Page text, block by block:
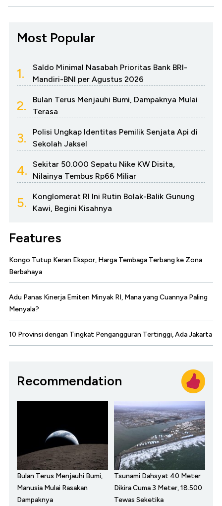
Most Popular
1.
Saldo Minimal Nasabah Prioritas Bank BRI-
Mandiri-BNI per Agustus 2026
2.
Bulan Terus Menjauhi Bumi, Dampaknya Mulai
Terasa
3.
Polisi Ungkap Identitas Pemilik Senjata Api di
Sekolah Jaksel
4.
Sekitar 50.000 Sepatu Nike KW Disita,
Nilainya Tembus Rp66 Miliar
5.
Konglomerat RI Ini Rutin Bolak-Balik Gunung
Kawi, Begini Kisahnya
Features
Kongo Tutup Keran Ekspor, Harga Tembaga Terbang ke Zona
Berbahaya
Adu Panas Kinerja Emiten Minyak RI, Mana yang Cuannya Paling
Menyala?
10 Provinsi dengan Tingkat Pengangguran Tertinggi, Ada Jakarta
Recommendation
Bulan Terus Menjauhi Bumi,
Manusia Mulai Rasakan
Dampaknya
Tsunami Dahsyat 40 Meter
Dikira Cuma 3 Meter, 18.500
Tewas Seketika